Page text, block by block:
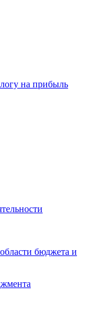
на прибыль
бюджета и